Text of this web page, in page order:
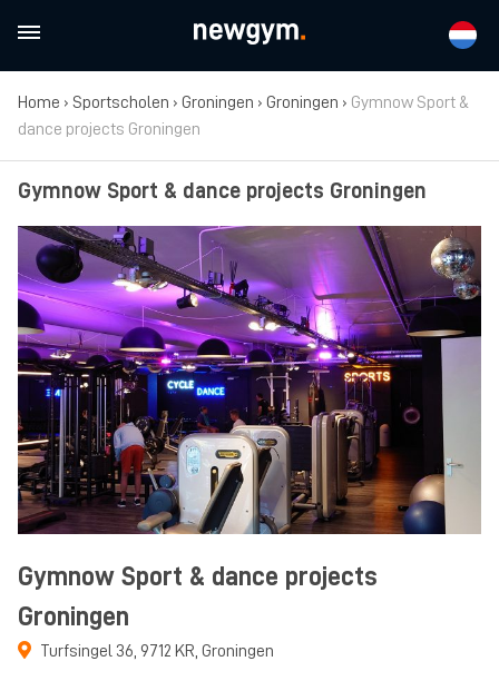
Home › Sportscholen › Groningen › Groningen › Gymnow Sport &
dance projects Groningen
Gymnow Sport & dance projects Groningen
Gymnow Sport & dance projects
Groningen
Turfsingel 36, 9712 KR, Groningen